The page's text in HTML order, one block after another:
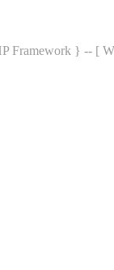
Framework } -- [